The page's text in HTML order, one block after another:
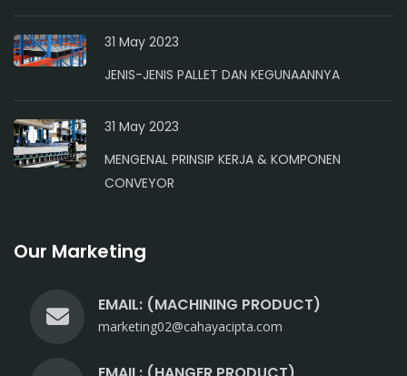
31 May 2023
JENIS-JENIS PALLET DAN KEGUNAANNYA
31 May 2023
MENGENAL PRINSIP KERJA & KOMPONEN
CONVEYOR
Our Marketing
EMAIL: (MACHINING PRODUCT)
marketing02@cahayacipta.com